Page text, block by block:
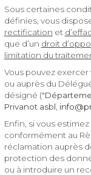
Sous certaines
définies, vous
rectification et
que d’un droit
limitation du
Vous pouvez
ou auprès du
désigné (
Privanot asbl
Enfin, si vous
conformément au
réclamation auprès
protection des
ou à introduire un